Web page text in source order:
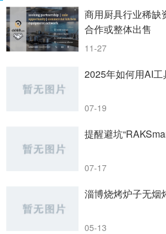
商用厨具行业稀缺
合作或整体出售
11-27
2025年如何用AI
07-19
提醒避坑
07-17
淄博烧烤炉子无烟
05-13